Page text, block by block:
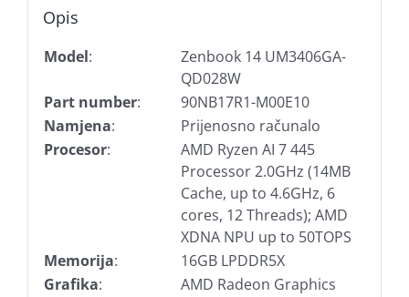
Opis
Model:
Zenbook 14 UM3406GA-
QD028W
Part number:
90NB17R1-M00E10
Namjena:
Prijenosno računalo
Procesor:
AMD Ryzen AI 7 445
Processor 2.0GHz (14MB
Cache, up to 4.6GHz, 6
cores, 12 Threads); AMD
XDNA NPU up to 50TOPS
Memorija:
16GB LPDDR5X
Grafika:
AMD Radeon Graphics